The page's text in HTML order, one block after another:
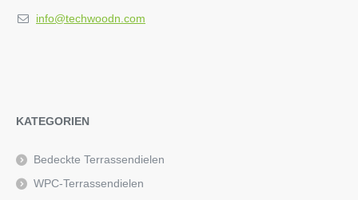
info@techwoodn.com
KATEGORIEN
Bedeckte Terrassendielen
WPC-Terrassendielen